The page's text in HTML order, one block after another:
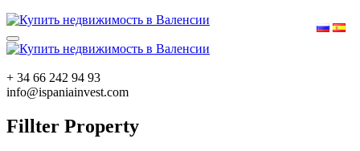
+ 34 66 242 94 93
info@ispaniainvest.com
Fillter Property